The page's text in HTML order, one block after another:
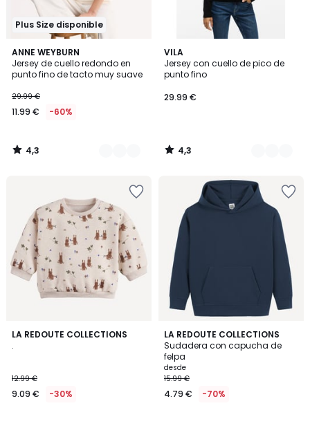
Plus Size disponible
ANNE WEYBURN
Jersey de cuello redondo en
punto fino de tacto muy suave
29.99 €
11.99 € -60%
4,3
/ 5
3
Colores
4,3
/
VILA
Jersey con cuello de pico de
punto fino
29.99 €
4,3
/ 5
2
Colores
4,3
/
LA REDOUTE COLLECTIONS
.
12.99 €
9.09 € -30%
LA REDOUTE COLLECTIONS
Sudadera con capucha de
felpa
desde
15.99 €
4.79 € -70%
5
/
5
5
Colores